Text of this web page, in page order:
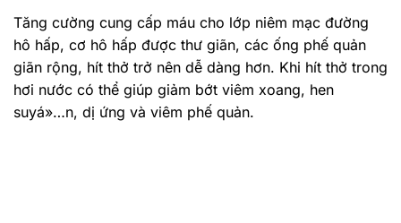
Tăng cường cung cấp máu cho lớp niêm mạc đường
hô hấp, cơ hô hấp được thư giãn, các ống phế quản
giãn rộng, hít thở trở nên dễ dàng hơn. Khi hít thở trong
hơi nước có thể giúp giảm bớt viêm xoang, hen
suyá»…n, dị ứng và viêm phế quản.